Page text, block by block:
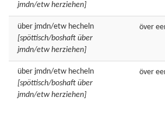
jmdn/etw herziehen]
über jmdn/etw hecheln
[spöttisch/boshaft über
jmdn/etw herziehen]
över
über jmdn/etw hecheln
[spöttisch/boshaft über
jmdn/etw herziehen]
över